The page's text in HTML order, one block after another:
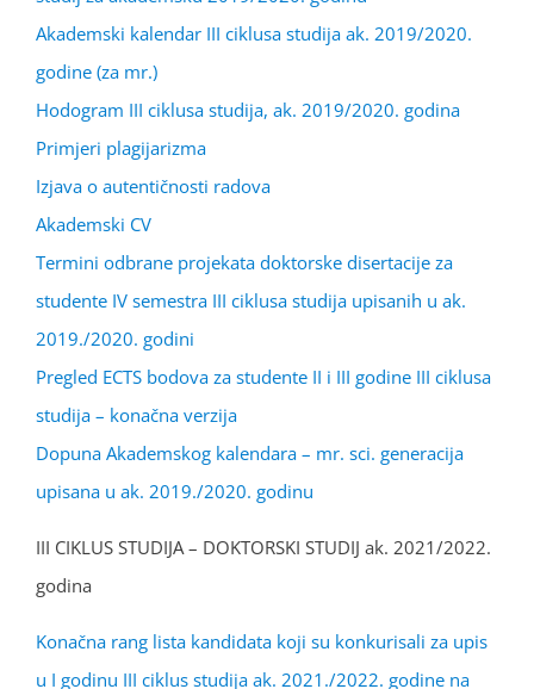
Akademski kalendar III ciklusa studija ak. 2019/2020.
godine (za mr.)
Hodogram III ciklusa studija, ak. 2019/2020. godina
Primjeri plagijarizma
Izjava o autentičnosti radova
Akademski CV
Termini odbrane projekata doktorske disertacije za
studente IV semestra III ciklusa studija upisanih u ak.
2019./2020. godini
Pregled ECTS bodova za studente II i III godine III ciklusa
studija – konačna verzija
Dopuna Akademskog kalendara – mr. sci. generacija
upisana u ak. 2019./2020. godinu
III CIKLUS STUDIJA – DOKTORSKI STUDIJ ak. 2021/2022.
godina
Konačna rang lista kandidata koji su konkurisali za upis
u I godinu III ciklus studija ak. 2021./2022. godine na